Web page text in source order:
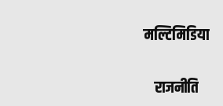
मल्टिमिडिया
राजनीति